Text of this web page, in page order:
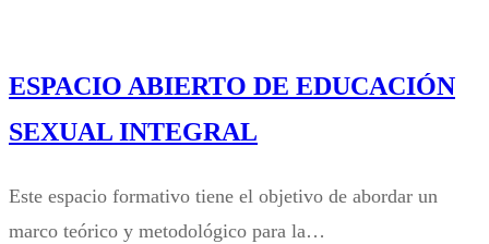
ESPACIO ABIERTO DE EDUCACIÓN
SEXUAL INTEGRAL
Este espacio formativo tiene el objetivo de abordar un
marco teórico y metodológico para la…